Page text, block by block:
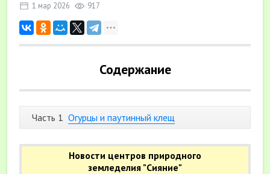
1 мар 2026 917
Содержание
Часть 1 Огурцы и паутинный клещ
Новости центров природного
земледелия "Сияние"